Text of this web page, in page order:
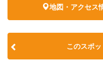
地図・アクセス
このスポ